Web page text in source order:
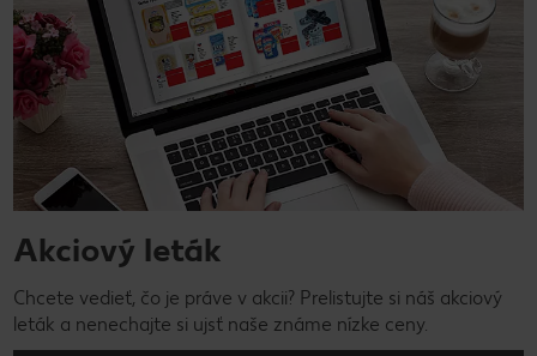
Akciový leták
Chcete vedieť, čo je práve v akcii? Prelistujte si náš akciový
leták a nenechajte si ujsť naše známe nízke ceny.